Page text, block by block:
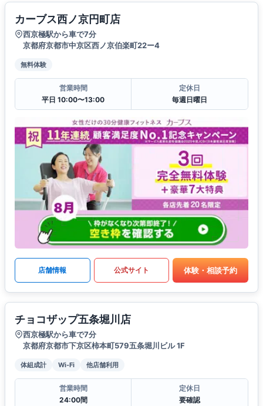
カーブス西ノ京円町店
西京極駅から車で7分
京都府京都市中京区西ノ京伯楽町22ー4
無料体験
営業時間
平日 10:00〜13:00
定休日
毎週日曜日
店舗情報 公式サイト 体験・相談予約
チョコザップ五条堀川店
西京極駅から車で7分
京都府京都市下京区柿本町579五条堀川ビル 1F
体組成計 Wi-Fi 他店舗利用
営業時間
24:00間
定休日
要確認